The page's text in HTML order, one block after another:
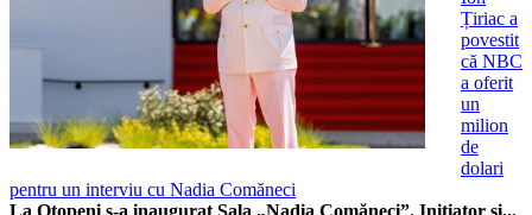
Țiriac a
povestit
că NBC
a oferit
un
milion
de
dolari
pentru un interviu cu Nadia Comăneci